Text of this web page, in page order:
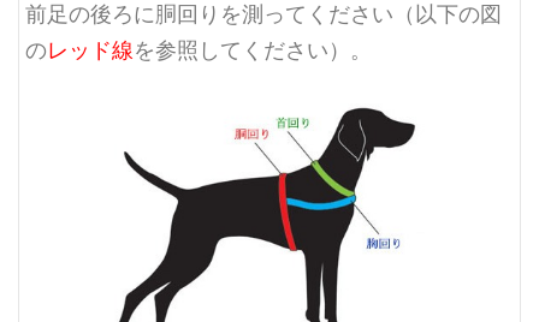
前足の後ろに胴回りを測ってください（以下の図
のレッド線を参照してください）。